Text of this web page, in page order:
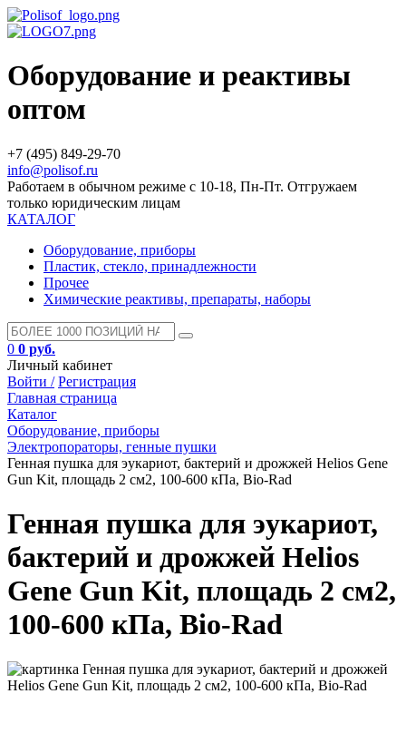
Оборудование и реактивы
оптом
+7 (495) 849-29-70
info@polisof.ru
Работаем в обычном режиме с 10-18, Пн-Пт. Отгружаем
только юридическим лицам
КАТАЛОГ
Оборудование, приборы
Пластик, стекло, принадлежности
Прочее
Химические реактивы, препараты, наборы
0 0 руб.
Личный кабинет
Войти / Регистрация
Главная страница
Каталог
Оборудование, приборы
Электропораторы, генные пушки
Генная пушка для эукариот, бактерий и дрожжей Helios Gene
Gun Kit, площадь 2 см2, 100-600 кПа, Bio-Rad
Генная пушка для эукариот,
бактерий и дрожжей Helios
Gene Gun Kit, площадь 2 см2,
100-600 кПа, Bio-Rad